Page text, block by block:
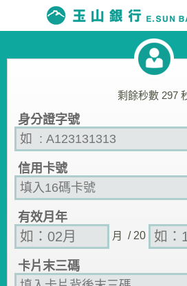
剩餘秒數 297
身分證字號
信用卡號
有效月年
月 / 20
卡片末三碼